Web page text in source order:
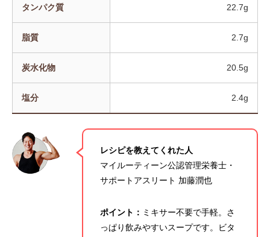
タンパク質配合のマイルーティーン カレー
2022.08.11
リオン」とコラボ
ン」プロテイン
2022.08.05
タンパク質 22.7g
脂質 2.7g
炭水化物 20.5g
塩分 2.4g
レシピを教えてくれた人
マイルーティーン公認管理栄養士・
サポートアスリート 加藤潤也
ポイント： ミキサー不要で手軽。さ
っぱり飲みやすいスープです。ビタ